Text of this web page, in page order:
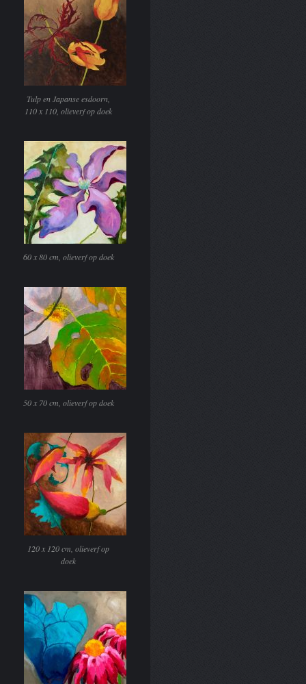
Tulp en Japanse esdoorn,
110 x 110, olieverf op doek
60 x 80 cm, olieverf op doek
50 x 70 cm, olieverf op doek
120 x 120 cm, olieverf op
doek